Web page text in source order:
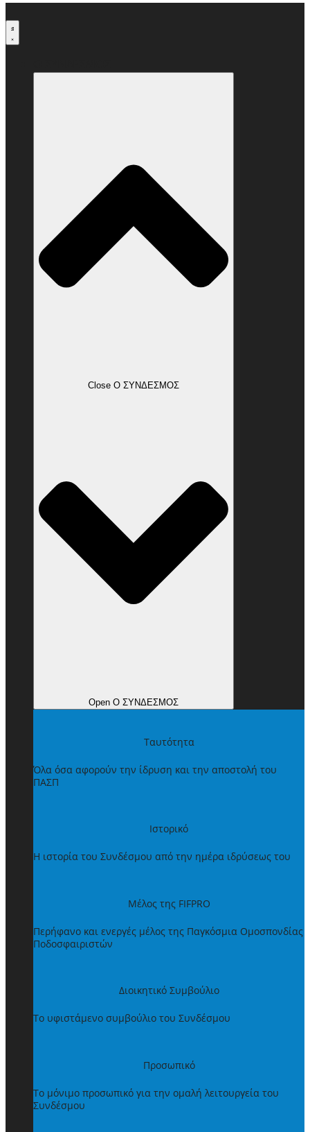
στο
περιεχόμενο
Close Ο ΣΥΝΔΕΣΜΟΣ
Open Ο ΣΥΝΔΕΣΜΟΣ
Ταυτότητα
Όλα όσα αφορούν την ίδρυση και την αποστολή του
ΠΑΣΠ
Ιστορικό
Η ιστορία του Συνδέσμου από την ημέρα ιδρύσεως του
Μέλος της FIFPRO
Περήφανο και ενεργές μέλος της Παγκόσμια Ομοσπονδίας
Ποδοσφαιριστών
Διοικητικό Συμβούλιο
Το υφιστάμενο συμβούλιο του Συνδέσμου
Προσωπικό
Το μόνιμο προσωπικό για την ομαλή λειτουργεία του
Συνδέσμου